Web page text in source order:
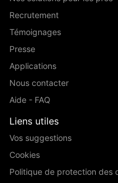
Recrutement
Témoignages
Presse
Applications
Nous contacter
Aide - FAQ
Liens utiles
Vos suggestions
Cookies
Politique de protection des